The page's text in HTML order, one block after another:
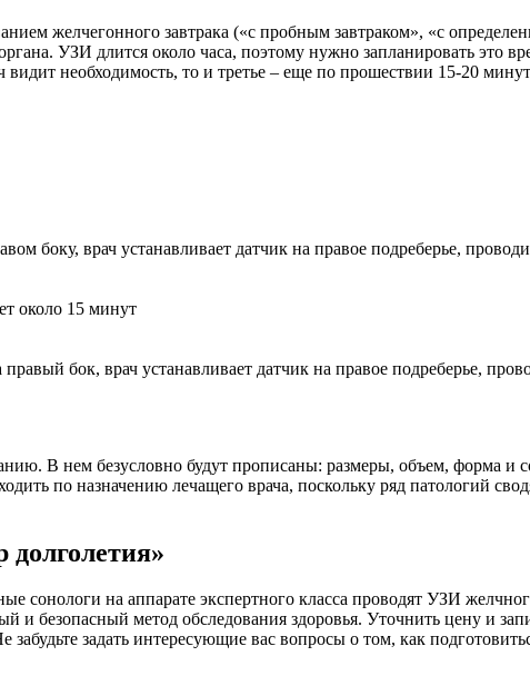
желчегонного завтрака («с пробным завтраком», «с
УЗИ длится около часа, поэтому нужно запланировать это
необходимость, то и третье – еще по прошествии 15-20
боку, врач устанавливает датчик на правое подреберье,
около 15 минут
бок, врач устанавливает датчик на правое подреберье,
В нем безусловно будут прописаны: размеры, объем, форма и
по назначению лечащего врача, поскольку ряд патологий
сонологи на аппарате экспертного класса проводят УЗИ
и безопасный метод обследования здоровья. Уточнить цену и
задать интересующие вас вопросы о том, как